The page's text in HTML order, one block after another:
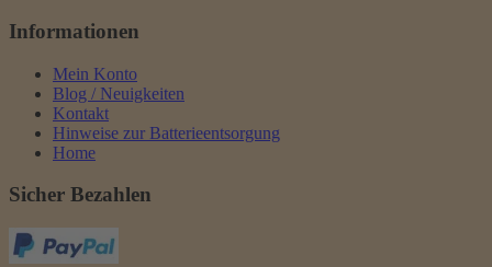
Informationen
Mein Konto
Blog / Neuigkeiten
Kontakt
Hinweise zur Batterieentsorgung
Home
Sicher Bezahlen